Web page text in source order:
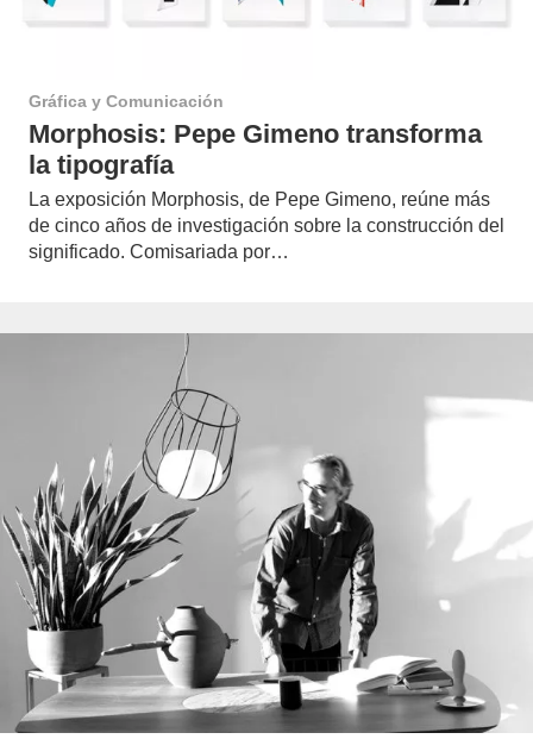
Gráfica y Comunicación
Morphosis: Pepe Gimeno transforma
la tipografía
La exposición Morphosis, de Pepe Gimeno, reúne más
de cinco años de investigación sobre la construcción del
significado. Comisariada por…